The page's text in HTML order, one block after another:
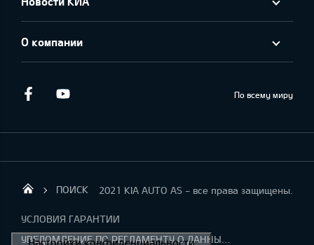
О компании
Facebook По всему миру
KIA AUTO AS
ПОИСК 2021 KIA AUTO AS - все права защищены.
УСЛОВИЯ ГАРАНТИИ